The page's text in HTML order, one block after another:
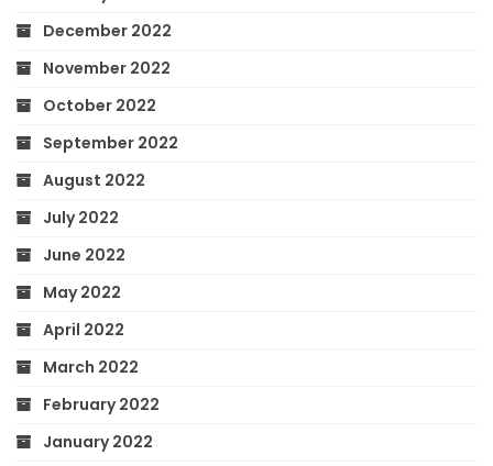
December 2022
November 2022
October 2022
September 2022
August 2022
July 2022
June 2022
May 2022
April 2022
March 2022
February 2022
January 2022